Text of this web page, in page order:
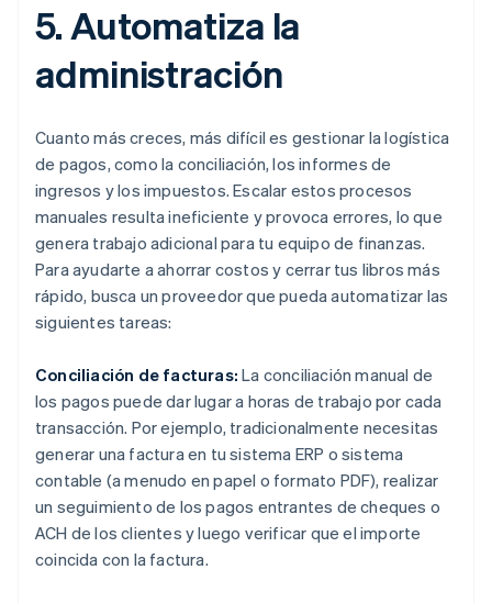
5. Automatiza la
administración
Cuanto más creces, más difícil es gestionar la logística
de pagos, como la conciliación, los informes de
ingresos y los impuestos. Escalar estos procesos
manuales resulta ineficiente y provoca errores, lo que
genera trabajo adicional para tu equipo de finanzas.
Para ayudarte a ahorrar costos y cerrar tus libros más
rápido, busca un proveedor que pueda automatizar las
siguientes tareas:
Conciliación de facturas: La conciliación manual de
los pagos puede dar lugar a horas de trabajo por cada
transacción. Por ejemplo, tradicionalmente necesitas
generar una factura en tu sistema ERP o sistema
contable (a menudo en papel o formato PDF), realizar
un seguimiento de los pagos entrantes de cheques o
ACH de los clientes y luego verificar que el importe
coincida con la factura.